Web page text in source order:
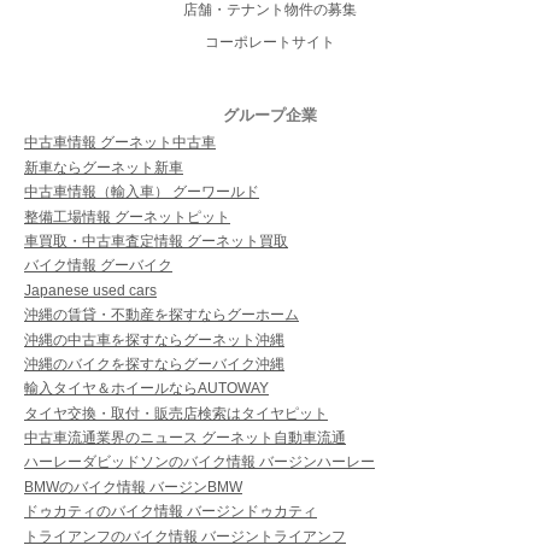
店舗・テナント物件の募集
コーポレートサイト
グループ企業
中古車情報 グーネット中古車
新車ならグーネット新車
中古車情報（輸入車） グーワールド
整備工場情報 グーネットピット
車買取・中古車査定情報 グーネット買取
バイク情報 グーバイク
Japanese used cars
沖縄の賃貸・不動産を探すならグーホーム
沖縄の中古車を探すならグーネット沖縄
沖縄のバイクを探すならグーバイク沖縄
輸入タイヤ＆ホイールならAUTOWAY
タイヤ交換・取付・販売店検索はタイヤピット
中古車流通業界のニュース グーネット自動車流通
ハーレーダビッドソンのバイク情報 バージンハーレー
BMWのバイク情報 バージンBMW
ドゥカティのバイク情報 バージンドゥカティ
トライアンフのバイク情報 バージントライアンフ